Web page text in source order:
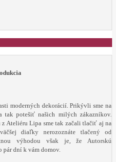
moderných dekorácií. Prikývli sme na
tak potešiť našich milých zákazníkov.
z Ateliéru Lipa sme tak začali tlačiť aj na
diaľky nerozoznáte tlačený od
výhodou však je, že Autorskú
pár dní k vám domov.